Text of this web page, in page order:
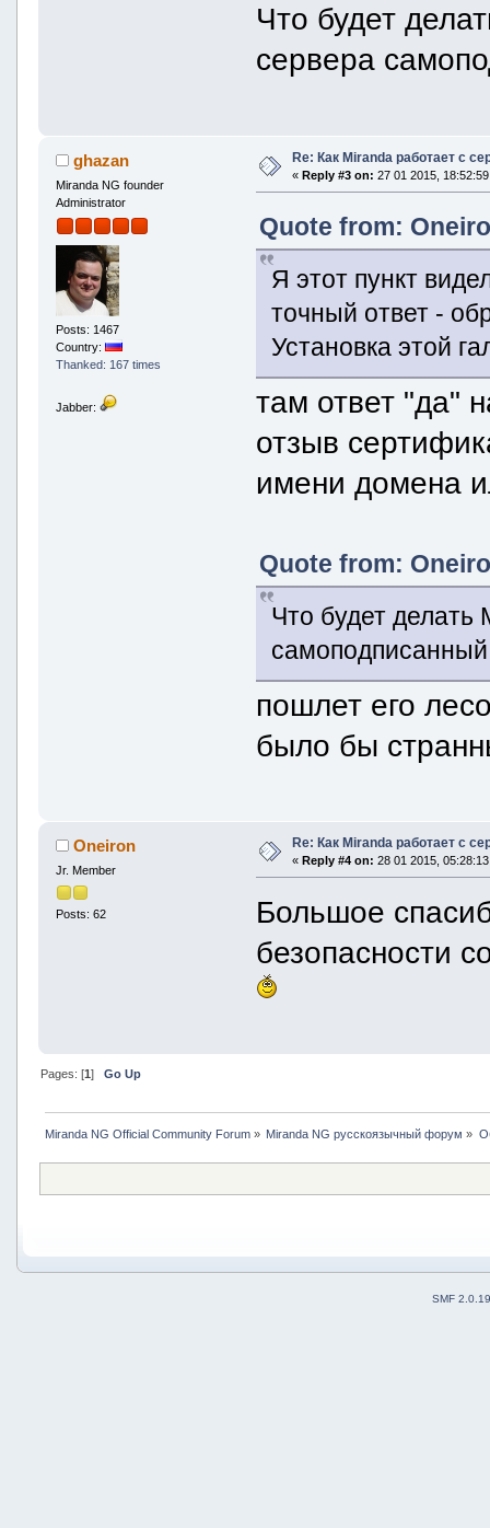
Что будет
сервера
ghazan
Miranda NG founder
Administrator
Posts: 1467
Country:
Thanked: 167 times
Jabber:
Re: Как Miranda работает с
« Reply #3 on: 27 01 2015,
Quote from:
Я этот пункт
точный ответ -
Установка этой
там ответ "да"
отзыв
имени домена
Quote from:
Что будет делать
пошлет его
было бы
Oneiron
Jr. Member
Posts: 62
Re: Как Miranda работает с
« Reply #4 on: 28 01 2015,
Большое
безопасности
Pages: [1] Go Up
Miranda NG Official Community Forum» Miranda NG русскоязычный форум »
SMF 2.0.19